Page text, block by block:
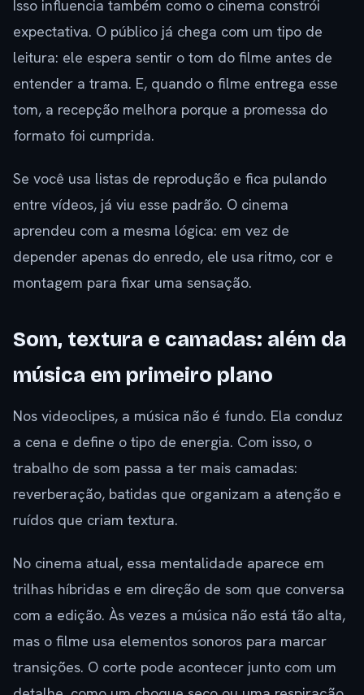
Isso influencia também como o cinema constrói
expectativa. O público já chega com um tipo de
leitura: ele espera sentir o tom do filme antes de
entender a trama. E, quando o filme entrega esse
tom, a recepção melhora porque a promessa do
formato foi cumprida.
Se você usa listas de reprodução e fica pulando
entre vídeos, já viu esse padrão. O cinema
aprendeu com a mesma lógica: em vez de
depender apenas do enredo, ele usa ritmo, cor e
montagem para fixar uma sensação.
Som, textura e camadas: além da
música em primeiro plano
Nos videoclipes, a música não é fundo. Ela conduz
a cena e define o tipo de energia. Com isso, o
trabalho de som passa a ter mais camadas:
reverberação, batidas que organizam a atenção e
ruídos que criam textura.
No cinema atual, essa mentalidade aparece em
trilhas híbridas e em direção de som que conversa
com a edição. Às vezes a música não está tão alta,
mas o filme usa elementos sonoros para marcar
transições. O corte pode acontecer junto com um